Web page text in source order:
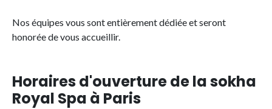
Nos équipes vous sont entièrement dédiée et seront
honorée de vous accueillir.
Horaires d'ouverture de la sokha
Royal Spa à Paris